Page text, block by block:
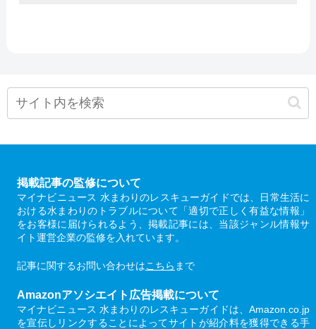
掲載記事の監修について
マイナビニュース 水まわりのレスキューガイドでは、日常生活に
おける水まわりのトラブルについて「適切で正しく有益な情報」
をお客様に届けられるよう、掲載記事には、当該ジャンル情報サ
イト運営企業の監修を入れています。
記事に関するお問い合わせはこちら まで
Amazonアソシエイト広告掲載について
マイナビニュース 水まわりのレスキューガイドは、Amazon.co.jp
を宣伝しリンクすることによってサイトが紹介料を獲得できる手